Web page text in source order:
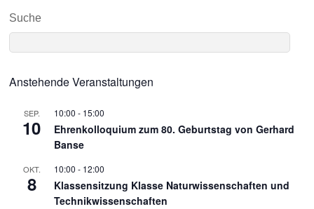
Suche
Anstehende Veranstaltungen
SEP.
10
10:00 - 15:00
Ehrenkolloquium zum 80. Geburtstag von Gerhard
Banse
OKT.
8
10:00 - 12:00
Klassensitzung Klasse Naturwissenschaften und
Technikwissenschaften